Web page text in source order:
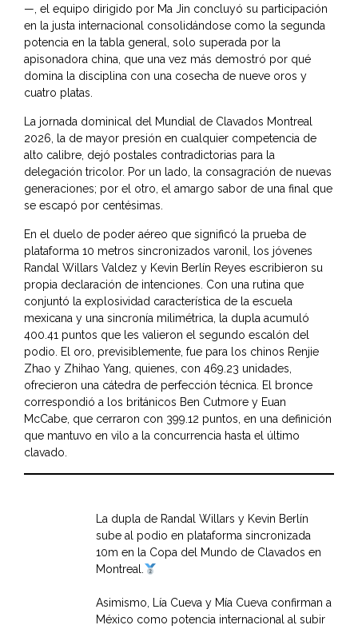
—, el equipo dirigido por Ma Jin concluyó su participación
en la justa internacional consolidándose como la segunda
potencia en la tabla general, solo superada por la
apisonadora china, que una vez más demostró por qué
domina la disciplina con una cosecha de nueve oros y
cuatro platas.
La jornada dominical del Mundial de Clavados Montreal
2026, la de mayor presión en cualquier competencia de
alto calibre, dejó postales contradictorias para la
delegación tricolor. Por un lado, la consagración de nuevas
generaciones; por el otro, el amargo sabor de una final que
se escapó por centésimas.
En el duelo de poder aéreo que significó la prueba de
plataforma 10 metros sincronizados varonil, los jóvenes
Randal Willars Valdez y Kevin Berlín Reyes escribieron su
propia declaración de intenciones. Con una rutina que
conjuntó la explosividad característica de la escuela
mexicana y una sincronía milimétrica, la dupla acumuló
400.41 puntos que les valieron el segundo escalón del
podio. El oro, previsiblemente, fue para los chinos Renjie
Zhao y Zhihao Yang, quienes, con 469.23 unidades,
ofrecieron una cátedra de perfección técnica. El bronce
correspondió a los británicos Ben Cutmore y Euan
McCabe, que cerraron con 399.12 puntos, en una definición
que mantuvo en vilo a la concurrencia hasta el último
clavado.
La dupla de Randal Willars y Kevin Berlín
sube al podio en plataforma sincronizada
10m en la Copa del Mundo de Clavados en
Montreal.
Asimismo, Lía Cueva y Mía Cueva confirman a
México como potencia internacional al subir